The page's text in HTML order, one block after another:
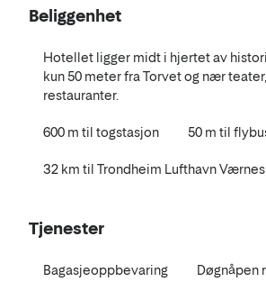
Beliggenhet
Hotellet ligger midt i hjertet av
kun 50 meter fra Torvet og nær
restauranter.
600 m til togstasjon 50 m til
32 km til Trondheim Lufthavn Værnes
Tjenester
Bagasjeoppbevaring Døgnåpen